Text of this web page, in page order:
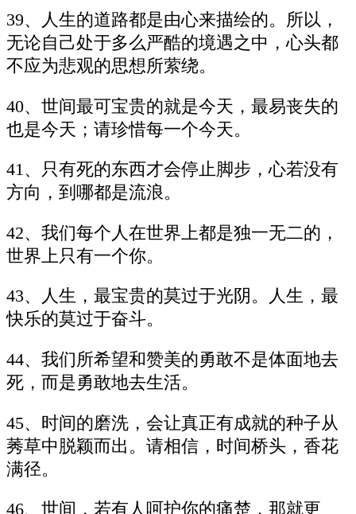
39、人生的道路都是由心来描绘的。所以，
无论自己处于多么严酷的境遇之中，心头都
不应为悲观的思想所萦绕。
40、世间最可宝贵的就是今天，最易丧失的
也是今天；请珍惜每一个今天。
41、只有死的东西才会停止脚步，心若没有
方向，到哪都是流浪。
42、我们每个人在世界上都是独一无二的，
世界上只有一个你。
43、人生，最宝贵的莫过于光阴。人生，最
快乐的莫过于奋斗。
44、我们所希望和赞美的勇敢不是体面地去
死，而是勇敢地去生活。
45、时间的磨洗，会让真正有成就的种子从
莠草中脱颖而出。请相信，时间桥头，香花
满径。
46、世间，若有人呵护你的痛楚，那就更